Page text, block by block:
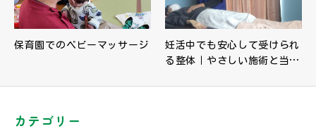
保育園でのベビーマッサージ
妊活中でも安心して受けられ
る整体｜やさしい施術と当…
カテゴリー